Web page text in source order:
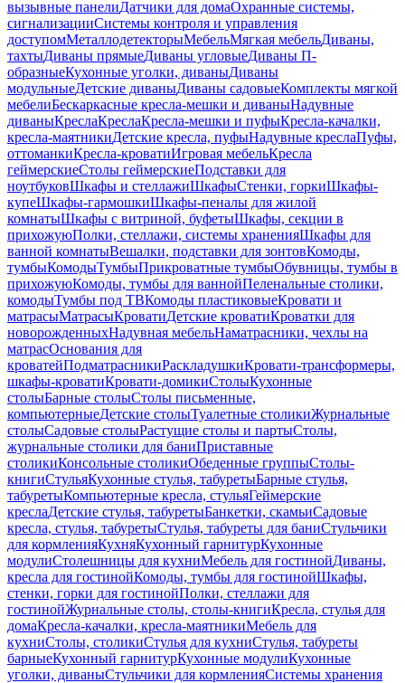
вызывные панелиДатчики для домаОхранные системы,
сигнализацииСистемы контроля и управления
доступомМеталлодетекторыМебельМягкая мебельДиваны,
тахтыДиваны прямыеДиваны угловыеДиваны П-
образныеКухонные уголки, диваныДиваны
модульныеДетские диваныДиваны садовыеКомплекты мягкой
мебелиБескаркасные кресла-мешки и диваныНадувные
диваныКреслаКреслаКресла-мешки и пуфыКресла-качалки,
кресла-маятникиДетские кресла, пуфыНадувные креслаПуфы,
оттоманкиКресла-кроватиИгровая мебельКресла
геймерскиеСтолы геймерскиеПодставки для
ноутбуковШкафы и стеллажиШкафыСтенки, горкиШкафы-
купеШкафы-гармошкиШкафы-пеналы для жилой
комнатыШкафы с витриной, буфетыШкафы, секции в
прихожуюПолки, стеллажи, системы храненияШкафы для
ванной комнатыВешалки, подставки для зонтовКомоды,
тумбыКомодыТумбыПрикроватные тумбыОбувницы, тумбы в
прихожуюКомоды, тумбы для ваннойПеленальные столики,
комодыТумбы под ТВКомоды пластиковыеКровати и
матрасыМатрасыКроватиДетские кроватиКроватки для
новорожденныхНадувная мебельНаматрасники, чехлы на
матрасОснования для
кроватейПодматрасникиРаскладушкиКровати-трансформеры,
шкафы-кроватиКровати-домикиСтолыКухонные
столыБарные столыСтолы письменные,
компьютерныеДетские столыТуалетные столикиЖурнальные
столыСадовые столыРастущие столы и партыСтолы,
журнальные столики для баниПриставные
столикиКонсольные столикиОбеденные группыСтолы-
книгиСтульяКухонные стулья, табуретыБарные стулья,
табуретыКомпьютерные кресла, стульяГеймерские
креслаДетские стулья, табуретыБанкетки, скамьиСадовые
кресла, стулья, табуретыСтулья, табуреты для баниСтульчики
для кормленияКухняКухонный гарнитурКухонные
модулиСтолешницы для кухниМебель для гостинойДиваны,
кресла для гостинойКомоды, тумбы для гостинойШкафы,
стенки, горки для гостинойПолки, стеллажи для
гостинойЖурнальные столы, столы-книгиКресла, стулья для
домаКресла-качалки, кресла-маятникиМебель для
кухниСтолы, столикиСтулья для кухниСтулья, табуреты
барныеКухонный гарнитурКухонные модулиКухонные
уголки, диваныСтульчики для кормленияСистемы хранения